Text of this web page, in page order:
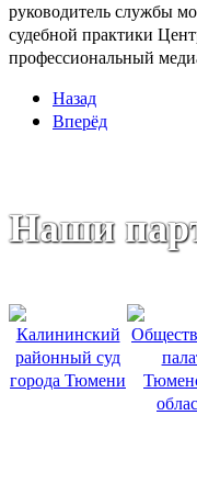
руководитель службы
судебной практики
профессиональный
Назад
Вперёд
Наши